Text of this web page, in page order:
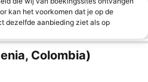
kan het voorkomen dat je op de
dezelfde aanbieding ziet als op
Colombia)